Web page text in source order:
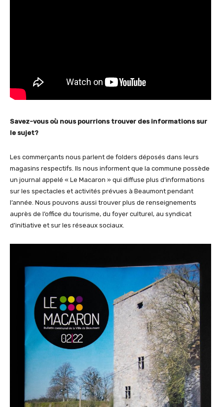
Savez-vous où nous pourrions trouver des informations sur
le sujet?
Les commerçants nous parlent de folders déposés dans leurs
magasins respectifs. Ils nous informent que la commune possède
un journal appelé « Le Macaron » qui diffuse plus d’informations
sur les spectacles et activités prévues à Beaumont pendant
l’année. Nous pouvons aussi trouver plus de renseignements
auprès de l’office du tourisme, du foyer culturel, au syndicat
d’initiative et sur les réseaux sociaux.